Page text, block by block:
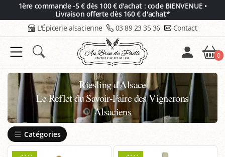
1ère commande -5 € dès 100 € d'achat : code BIENVENUE •
Livraison offerte dès 160 € d'achat*
L'Épicerie alsacienne 03 89 23 35 36 Contact
0
Riesling d'Alsace
Le Reflet du Savoir-Faire des Vignerons
Alsaciens
Catégories
Panneau de gestion des cookies